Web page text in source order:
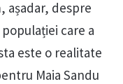
așadar, despre
care a
este o realitate
Maia Sandu